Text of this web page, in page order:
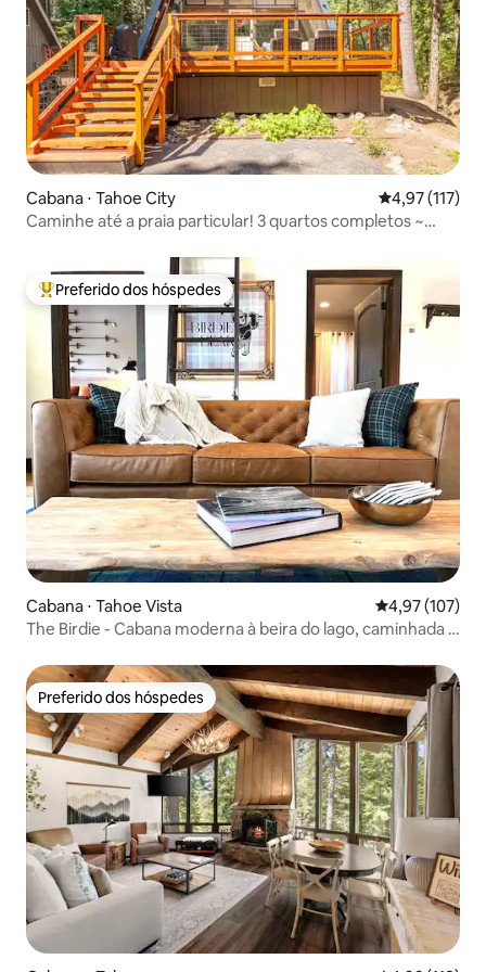
Cabana ⋅ Tahoe City 4,97 de uma
4,97 (117)
Caminhe até a praia particular! 3 quartos completos ~
Entre os melhores preferidos dos hóspedes
Preferido dos hóspedes
Cabana ⋅ Tahoe Vista 4,97 de uma
4,97 (107)
The Birdie - Cabana moderna à beira do lago, caminhada e
Preferido dos hóspedes
Preferido dos hóspedes